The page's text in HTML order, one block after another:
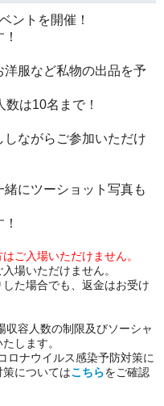
ントを開催！
服など私物の出品を予
は10名まで！
ながらご参加いただけ
にツーショット写真も
ご入場いただけません。
場いただけません。
た場合でも、返金はお受け
容人数の制限及びソーシャ
します。
ロナウイルス感染予防対策に
についてはこちらをご確認